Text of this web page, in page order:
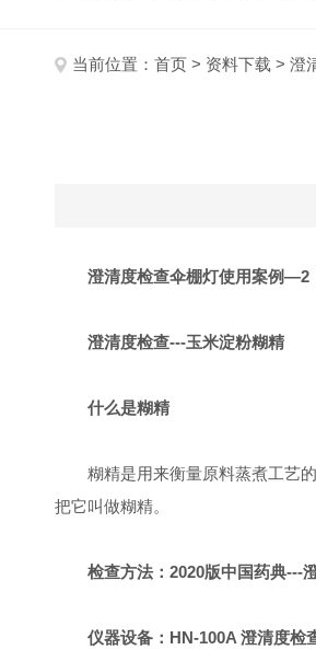
当前位置： 首页 > 资料下载 > 澄
澄清度检查伞棚灯使用案例—2
澄清度检查---玉米淀粉糊精
什么是糊精
糊精是用来衡量原料蒸煮工艺
把它叫做糊精。
检查方法：2020版中国药典---
仪器设备：HN-100A 澄清度检